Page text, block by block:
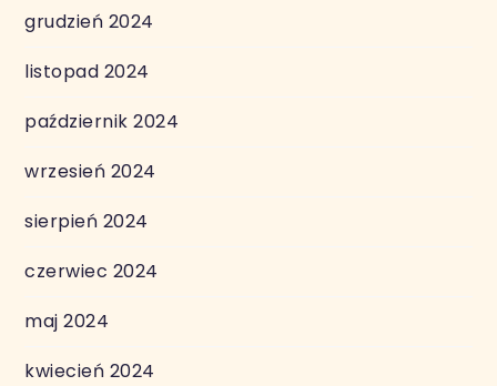
grudzień 2024
listopad 2024
październik 2024
wrzesień 2024
sierpień 2024
czerwiec 2024
maj 2024
kwiecień 2024